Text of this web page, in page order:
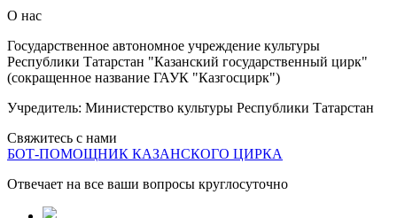
О нас
Государственное автономное учреждение культуры
Республики Татарстан "Казанский государственный цирк"
(сокращенное название ГАУК "Казгосцирк")
Учредитель: Министерство культуры Республики Татарстан
Свяжитесь с нами
БОТ-ПОМОЩНИК КАЗАНСКОГО ЦИРКА
Отвечает на все ваши вопросы круглосуточно